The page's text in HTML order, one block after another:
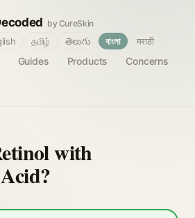
by CureSkin
Guides Products
Concerns
தமிழ் తెలుగు বাংলা मराठी
with